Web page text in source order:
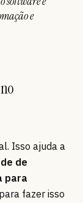
e
Isso ajuda a
de
para
fazer isso